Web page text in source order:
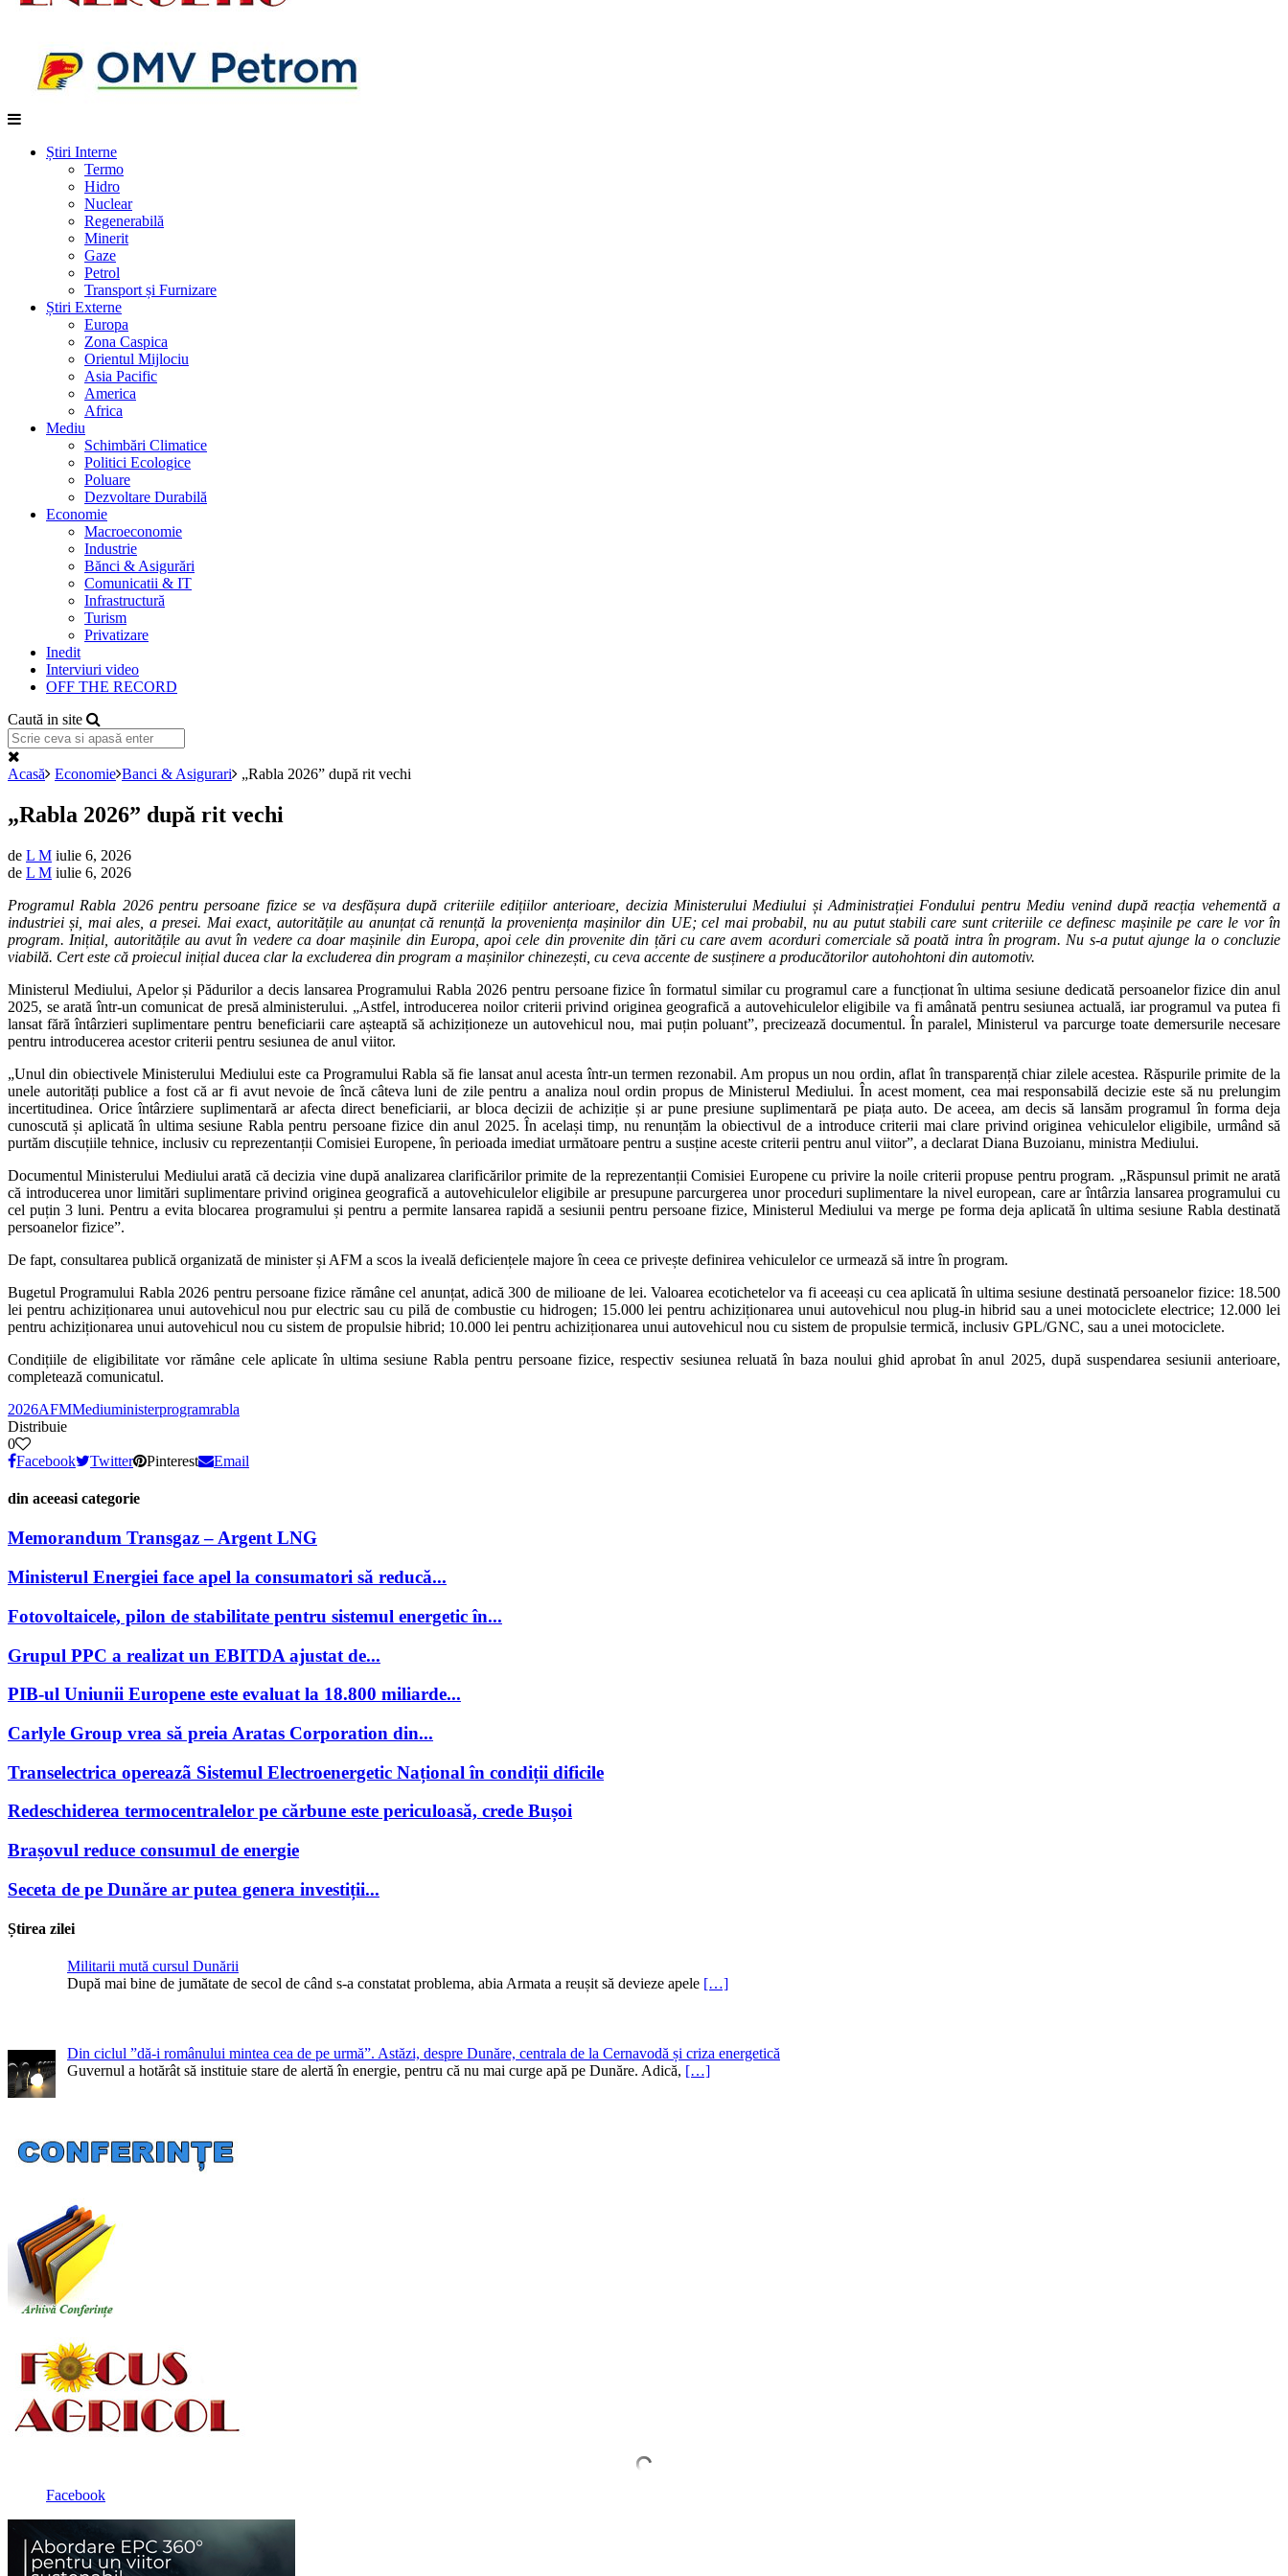
Știri Interne
Termo
Hidro
Nuclear
Regenerabilă
Minerit
Gaze
Petrol
Transport și Furnizare
Știri Externe
Europa
Zona Caspica
Orientul Mijlociu
Asia Pacific
America
Africa
Mediu
Schimbări Climatice
Politici Ecologice
Poluare
Dezvoltare Durabilă
Economie
Macroeconomie
Industrie
Bănci & Asigurări
Comunicatii & IT
Infrastructură
Turism
Privatizare
Inedit
Interviuri video
OFF THE RECORD
Caută in site
Acasă Economie Banci & Asigurari „Rabla 2026” după rit vechi
„Rabla 2026” după rit vechi
de L M iulie 6, 2026
de L M iulie 6, 2026
Programul Rabla 2026 pentru persoane fizice se va desfășura după criteriile edițiilor anterioare, decizia Ministerului Mediului și Administrației Fondului pentru Mediu venind după reacția vehementă a
industriei și, mai ales, a presei. Mai exact, autoritățile au anunțat că renunță la proveniența mașinilor din UE; cel mai probabil, nu au putut stabili care sunt criteriile ce definesc mașinile pe care le vor în
program. Inițial, autoritățile au avut în vedere ca doar mașinile din Europa, apoi cele din provenite din țări cu care avem acorduri comerciale să poată intra în program. Nu s-a putut ajunge la o concluzie
viabilă. Cert este că proiecul inițial ducea clar la excluderea din program a mașinilor chinezești, cu ceva accente de susținere a producătorilor autohohtoni din automotiv.
Ministerul Mediului, Apelor și Pădurilor a decis lansarea Programului Rabla 2026 pentru persoane fizice în formatul similar cu programul care a funcționat în ultima sesiune dedicată persoanelor fizice din anul
2025, se arată într-un comunicat de presă alministerului. „Astfel, introducerea noilor criterii privind originea geografică a autovehiculelor eligibile va fi amânată pentru sesiunea actuală, iar programul va putea fi
lansat fără întârzieri suplimentare pentru beneficiarii care așteaptă să achiziționeze un autovehicul nou, mai puțin poluant”, precizează documentul. În paralel, Ministerul va parcurge toate demersurile necesare
pentru introducerea acestor criterii pentru sesiunea de anul viitor.
„Unul din obiectivele Ministerului Mediului este ca Programului Rabla să fie lansat anul acesta într-un termen rezonabil. Am propus un nou ordin, aflat în transparență chiar zilele acestea. Răspurile primite de la
unele autorități publice a fost că ar fi avut nevoie de încă câteva luni de zile pentru a analiza noul ordin propus de Ministerul Mediului. În acest moment, cea mai responsabilă decizie este să nu prelungim
incertitudinea. Orice întârziere suplimentară ar afecta direct beneficiarii, ar bloca decizii de achiziție și ar pune presiune suplimentară pe piața auto. De aceea, am decis să lansăm programul în forma deja
cunoscută și aplicată în ultima sesiune Rabla pentru persoane fizice din anul 2025. În același timp, nu renunțăm la obiectivul de a introduce criterii mai clare privind originea vehiculelor eligibile, urmând să
purtăm discuțiile tehnice, inclusiv cu reprezentanții Comisiei Europene, în perioada imediat următoare pentru a susține aceste criterii pentru anul viitor”, a declarat Diana Buzoianu, ministra Mediului.
Documentul Ministerului Mediului arată că decizia vine după analizarea clarificărilor primite de la reprezentanții Comisiei Europene cu privire la noile criterii propuse pentru program. „Răspunsul primit ne arată
că introducerea unor limitări suplimentare privind originea geografică a autovehiculelor eligibile ar presupune parcurgerea unor proceduri suplimentare la nivel european, care ar întârzia lansarea programului cu
cel puțin 3 luni. Pentru a evita blocarea programului și pentru a permite lansarea rapidă a sesiunii pentru persoane fizice, Ministerul Mediului va merge pe forma deja aplicată în ultima sesiune Rabla destinată
persoanelor fizice”.
De fapt, consultarea publică organizată de minister și AFM a scos la iveală deficiențele majore în ceea ce privește definirea vehiculelor ce urmează să intre în program.
Bugetul Programului Rabla 2026 pentru persoane fizice rămâne cel anunțat, adică 300 de milioane de lei. Valoarea ecotichetelor va fi aceeași cu cea aplicată în ultima sesiune destinată persoanelor fizice: 18.500
lei pentru achiziționarea unui autovehicul nou pur electric sau cu pilă de combustie cu hidrogen; 15.000 lei pentru achiziționarea unui autovehicul nou plug-in hibrid sau a unei motociclete electrice; 12.000 lei
pentru achiziționarea unui autovehicul nou cu sistem de propulsie hibrid; 10.000 lei pentru achiziționarea unui autovehicul nou cu sistem de propulsie termică, inclusiv GPL/GNC, sau a unei motociclete.
Condițiile de eligibilitate vor rămâne cele aplicate în ultima sesiune Rabla pentru persoane fizice, respectiv sesiunea reluată în baza noului ghid aprobat în anul 2025, după suspendarea sesiunii anterioare,
completează comunicatul.
2026AFMMediuministerprogramrabla
Distribuie
0
Facebook
Twitter Pinterest Email
din aceeasi categorie
Memorandum Transgaz – Argent LNG
Ministerul Energiei face apel la consumatori să reducă...
Fotovoltaicele, pilon de stabilitate pentru sistemul energetic în...
Grupul PPC a realizat un EBITDA ajustat de...
PIB-ul Uniunii Europene este evaluat la 18.800 miliarde...
Carlyle Group vrea să preia Aratas Corporation din...
Transelectrica opereazã Sistemul Electroenergetic Național în condiții dificile
Redeschiderea termocentralelor pe cărbune este periculoasă, crede Bușoi
Brașovul reduce consumul de energie
Seceta de pe Dunăre ar putea genera investiții...
Știrea zilei
Militarii mută cursul Dunării
După mai bine de jumătate de secol de când s-a constatat problema, abia Armata a reușit să devieze apele […]
Din ciclul ”dă-i românului mintea cea de pe urmă”. Astăzi, despre Dunăre, centrala de la Cernavodă și criza energetică
Guvernul a hotărât să instituie stare de alertă în energie, pentru că nu mai curge apă pe Dunăre. Adică, […]
Facebook